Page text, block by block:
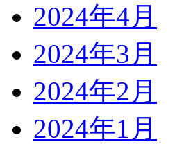
2024年4月
2024年3月
2024年2月
2024年1月